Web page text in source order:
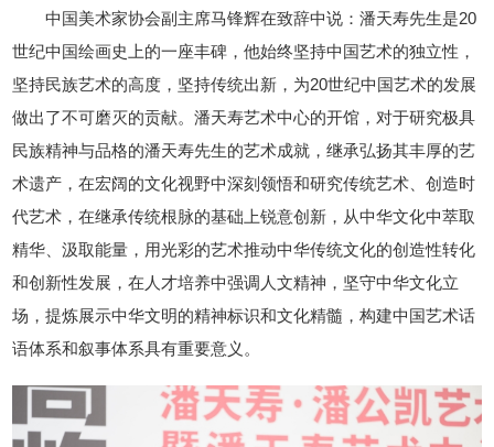
中国美术家协会副主席马锋辉在致辞中说：潘天寿先生是20
世纪中国绘画史上的一座丰碑，他始终坚持中国艺术的独立性，
坚持民族艺术的高度，坚持传统出新，为20世纪中国艺术的发展
做出了不可磨灭的贡献。潘天寿艺术中心的开馆，对于研究极具
民族精神与品格的潘天寿先生的艺术成就，继承弘扬其丰厚的艺
术遗产，在宏阔的文化视野中深刻领悟和研究传统艺术、创造时
代艺术，在继承传统根脉的基础上锐意创新，从中华文化中萃取
精华、汲取能量，用光彩的艺术推动中华传统文化的创造性转化
和创新性发展，在人才培养中强调人文精神，坚守中华文化立
场，提炼展示中华文明的精神标识和文化精髓，构建中国艺术话
语体系和叙事体系具有重要意义。